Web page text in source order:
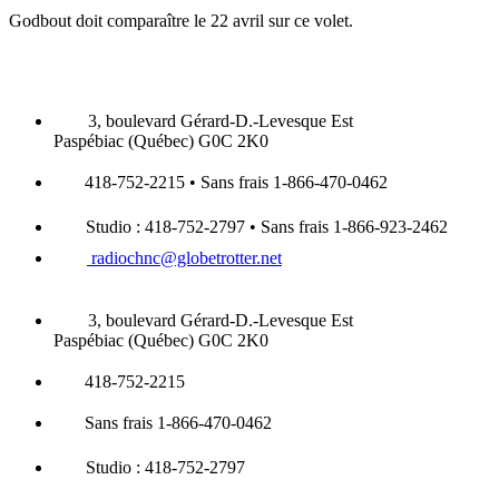
Godbout doit comparaître le 22 avril sur ce volet.
3, boulevard Gérard-D.-Levesque Est
Paspébiac (Québec) G0C 2K0
418-752-2215 • Sans frais 1-866-470-0462
Studio : 418-752-2797 • Sans frais 1-866-923-2462
radiochnc@globetrotter.net
3, boulevard Gérard-D.-Levesque Est
Paspébiac (Québec) G0C 2K0
418-752-2215
Sans frais 1-866-470-0462
Studio : 418-752-2797